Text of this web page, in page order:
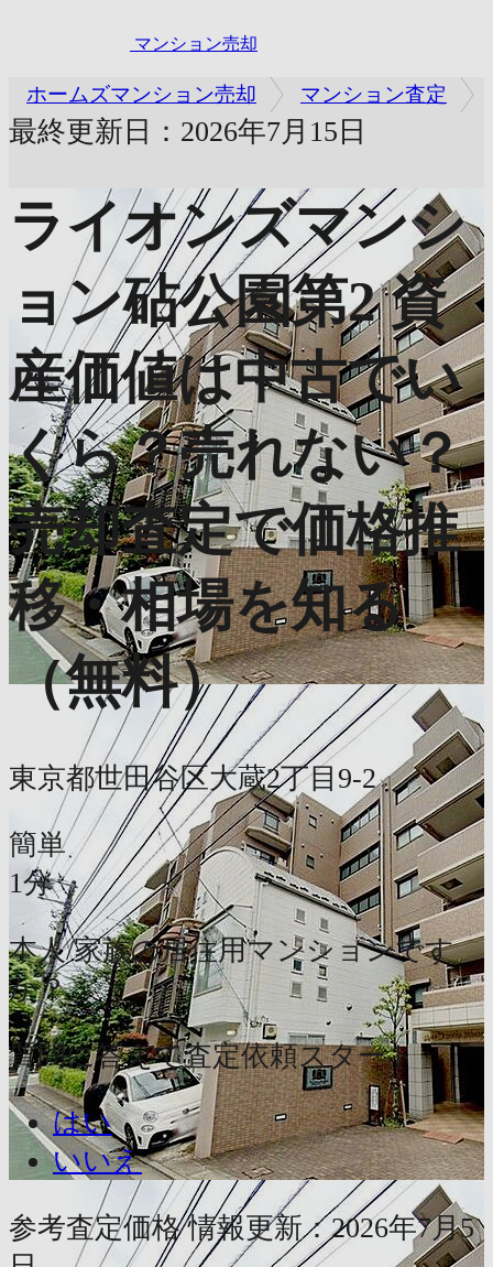
マンション売却
ホームズマンション売却 マンション査定
最終更新日：2026年7月15日
ライオンズマンシ
ョン砧公園第2 資
産価値は中古でい
くら？売れない？
売却査定で価格推
移・相場を知る
（無料）
東京都世田谷区大蔵2丁目9-2
簡単
1分
本人/家族の居住用マンションです
か？
質問に答えて査定依頼スタート
はい
いいえ
参考査定価格 情報更新：2026年7月5